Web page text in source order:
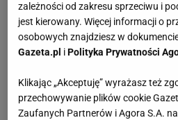
wpiąteknie dali rady
Londynu - duńskiej parze
Mogensen. Polacy obie partie
bardzo małą szansę na
ostatnim spotkaniu
zależności od zakresu sprzeciwu i
jest kierowany. Więcej informacji o
osobowych znajdziesz w
Gazeta.pl iPolityka Prywatności
Klikając „Akceptuję” wyrażasz też
przechowywanie plików cookie
Zaufanych Partnerów i Agora S.A.